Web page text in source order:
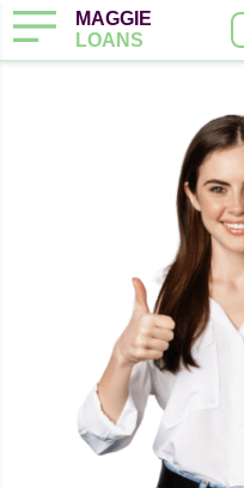
MAGGIE
LOANS